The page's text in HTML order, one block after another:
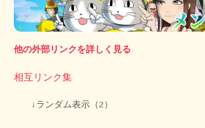
他の外部リンクを詳しく見る
相互リンク集
↓ランダム表示（2）